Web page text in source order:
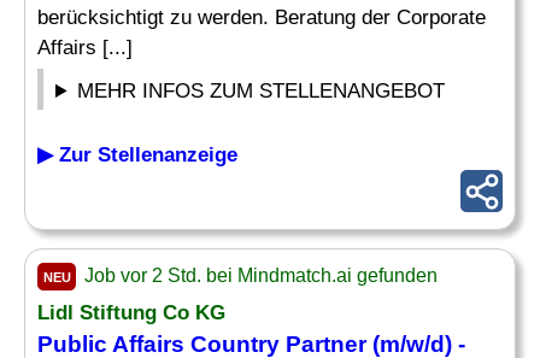
berücksichtigt zu werden. Beratung der Corporate
Affairs [...]
MEHR INFOS ZUM STELLENANGEBOT
▶ Zur Stellenanzeige
NEU Job vor 2 Std. bei Mindmatch.ai gefunden
Lidl Stiftung Co KG
Public Affairs Country Partner (m/w/d) -